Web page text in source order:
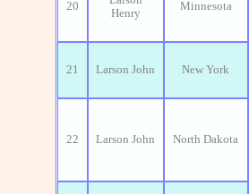
20
Henry
Minnesota
21 Larson John New York
22 Larson John North Dakota